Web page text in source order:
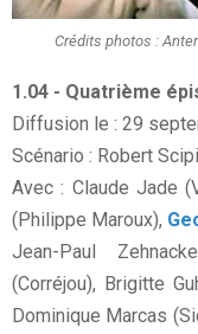
Crédits photos :
1.04 - Quatrième
Diffusion le : 29
Scénario : Robert
Avec : Claude Jade
(Philippe Maroux),
Jean-Paul
(Corréjou), Brigitte
Dominique Marcas